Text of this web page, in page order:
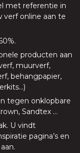
met referentie in
verf online aan te
.
producten aan
, muurverf,
, behangpapier,
…)
tegen onklopbare
, Sandtex …
U vindt
pagina’s en
.